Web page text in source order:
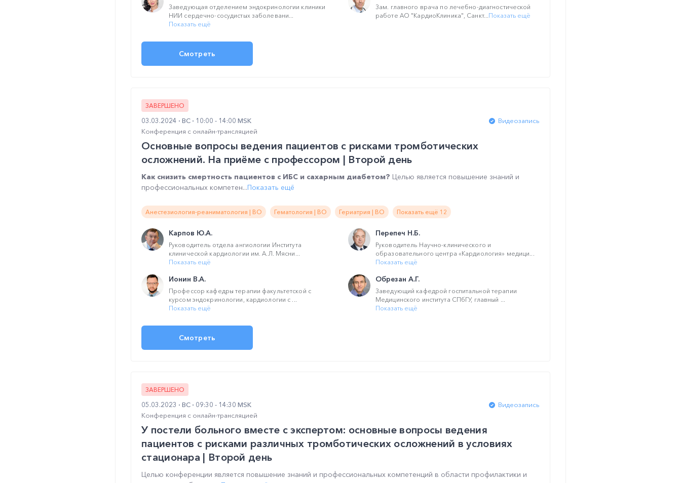
Заведующая отделением эндокринологии клиники
НИИ сердечно-сосудистых заболевани...
Показать ещё
Зам. главного врача по лечебно-диагностической
работе АО "КардиоКлиника", Санкт...Показать ещё
Смотреть
ЗАВЕРШЕНО
03.03.2024 ВС 10:00 - 14:00 MSK
Видеозапись
Конференция с онлайн-трансляцией
Основные вопросы ведения пациентов с рисками тромботических
осложнений. На приёме с профессором | Второй день
Как снизить смертность пациентов с ИБС и сахарным диабетом? Целью является повышение знаний и
профессиональных компетен...Показать ещё
Анестезиология-реаниматология | ВО Гематология | ВО Гериатрия | ВО Показать ещё 12
Карпов Ю.А.
Руководитель отдела ангиологии Института
клинической кардиологии им. А.Л. Мясни...
Показать ещё
Перепеч Н.Б.
Руководитель Научно-клинического и
образовательного центра «Кардиология» медици...
Показать ещё
Ионин В.А.
Профессор кафедры терапии факультетской с
курсом эндокринологии, кардиологии с ...
Показать ещё
Обрезан А.Г.
Заведующий кафедрой госпитальной терапии
Медицинского института СПбГУ, главный ...
Показать ещё
Смотреть
ЗАВЕРШЕНО
05.03.2023 ВС 09:30 - 14:30 MSK
Видеозапись
Конференция с онлайн-трансляцией
У постели больного вместе с экспертом: основные вопросы ведения
пациентов с рисками различных тромботических осложнений в условиях
стационара | Второй день
Целью конференции является повышение знаний и профессиональных компетенций в области профилактики и